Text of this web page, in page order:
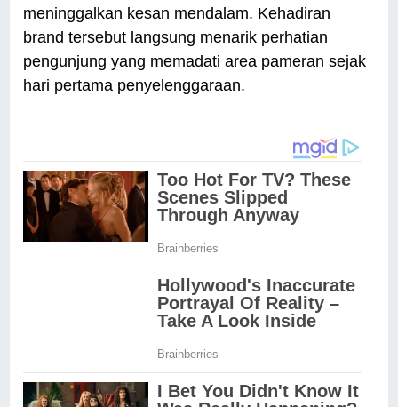
meninggalkan kesan mendalam. Kehadiran
brand tersebut langsung menarik perhatian
pengunjung yang memadati area pameran sejak
hari pertama penyelenggaraan.